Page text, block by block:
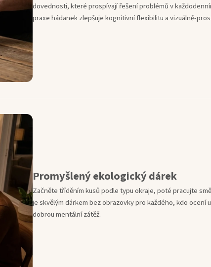
dovednosti, které prospívají řešení problémů v
praxe hádanek zlepšuje kognitivní flexibilitu a vizuálně-
Promyšlený ekologický dárek
Začněte tříděním kusů podle typu okraje, poté pracujte
je skvělým dárkem bez obrazovky pro každého, kdo ocení
dobrou mentální zátěž.